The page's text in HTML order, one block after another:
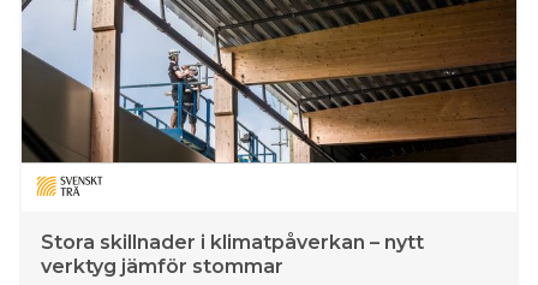
Stora skillnader i klimatpåverkan – nytt
verktyg jämför stommar